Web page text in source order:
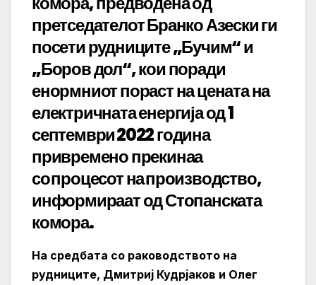
претседателот Бранко Азески ги
посети рудниците „Бучим“ и
„Боров дол“, кои поради
енормниот пораст на цената на
електричната енергија од 1
септември 2022 година
привремено прекинаа
со процесот на производство,
информираат од Стопанската
комора.
На средбата со раководството на
рудниците, Дмитриј Кудрјаков и Олег